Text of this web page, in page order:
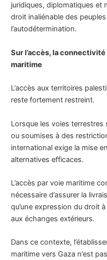
juridiques, diplomatiques et
droit inaliénable des
l’autodétermination.
Sur l’accès, la
maritime
L’accès aux territoires
reste fortement restreint.
Lorsque les voies
ou soumises à des
international exige la mise
alternatives efficaces.
L’accès par voie maritime
nécessaire d’assurer la
qu’une expression du droit
aux échanges extérieurs.
Dans ce contexte,
maritime vers Gaza n’est